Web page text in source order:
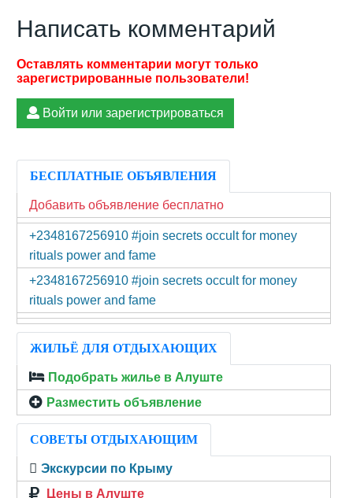
Написать комментарий
Войти или зарегистрироваться
БЕСПЛАТНЫЕ ОБЪЯВЛЕНИЯ
Добавить объявление бесплатно
+2348167256910 #join secrets occult for money
rituals power and fame
+2348167256910 #join secrets occult for money
rituals power and fame
ЖИЛЬЁ ДЛЯ ОТДЫХАЮЩИХ
Подобрать жилье в Алуште
Разместить объявление
СОВЕТЫ ОТДЫХАЮЩИМ
Экскурсии по Крыму
Цены в Алуште